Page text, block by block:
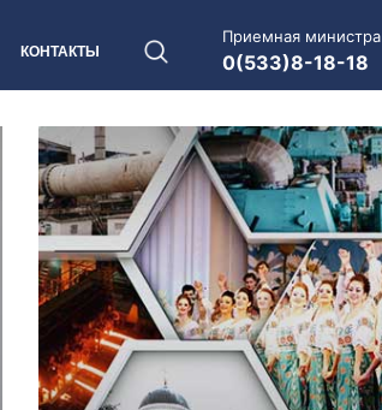
КОНТАКТЫ
Приемная министра
0(533)8-18-18